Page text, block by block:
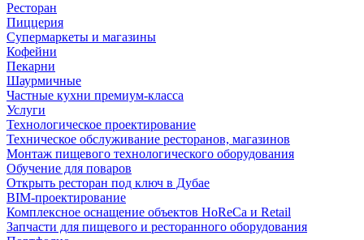
Ресторан
Пиццерия
Супермаркеты и магазины
Кофейни
Пекарни
Шаурмичные
Частные кухни премиум-класса
Услуги
Технологическое проектирование
Техническое обслуживание ресторанов, магазинов
Монтаж пищевого технологического оборудования
Обучение для поваров
Открыть ресторан под ключ в Дубае
BIM-проектирование
Комплексное оснащение объектов HoReCa и Retail
Запчасти для пищевого и ресторанного оборудования